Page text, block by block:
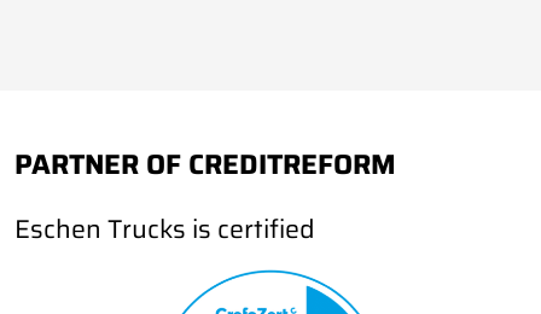
PARTNER OF CREDITREFORM
Eschen Trucks is certified